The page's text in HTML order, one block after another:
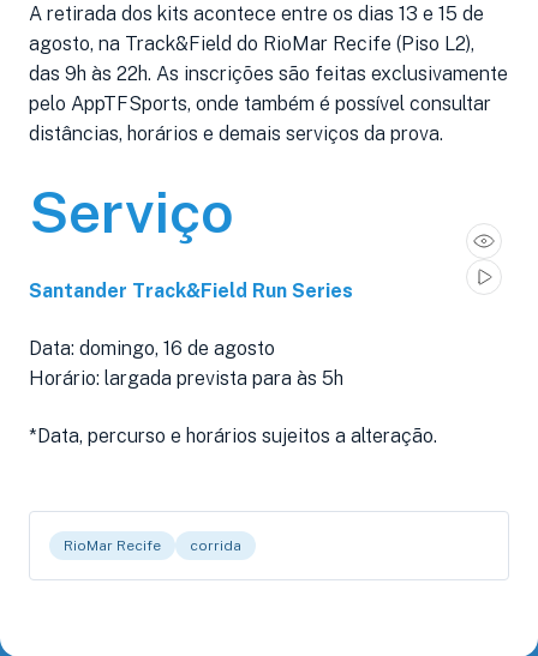
A retirada dos kits acontece entre os dias 13 e 15 de
agosto, na Track&Field do RioMar Recife (Piso L2),
das 9h às 22h. As inscrições são feitas exclusivamente
pelo AppTFSports, onde também é possível consultar
distâncias, horários e demais serviços da prova.
Serviço
Santander Track&Field Run Series
Data: domingo, 16 de agosto
Horário: largada prevista para às 5h
*Data, percurso e horários sujeitos a alteração.
RioMar Recife corrida